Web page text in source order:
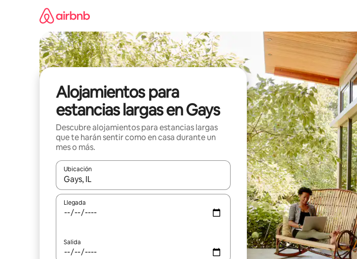
Alojamientos para
estancias largas en Gays
Descubre alojamientos para estancias largas
que te harán sentir como en casa durante un
mes o más.
Ubicación
Cuando los resultados estén disponibles, podrás navegar usando las teclas de las flechas
Llegada
Salida